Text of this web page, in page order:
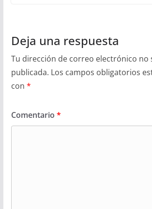
Deja una respuesta
Tu dirección de correo electrónico no
publicada. Los campos obligatorios
con *
Comentario *